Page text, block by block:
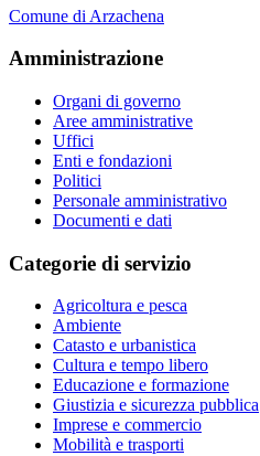
Comune di Arzachena
Amministrazione
Organi di governo
Aree amministrative
Uffici
Enti e fondazioni
Politici
Personale amministrativo
Documenti e dati
Categorie di servizio
Agricoltura e pesca
Ambiente
Catasto e urbanistica
Cultura e tempo libero
Educazione e formazione
Giustizia e sicurezza pubblica
Imprese e commercio
Mobilità e trasporti